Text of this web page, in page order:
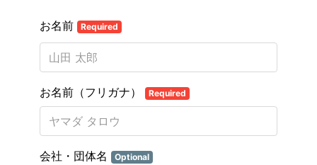
お名前 Required
お名前（フリガナ） Required
会社・団体名 Optional